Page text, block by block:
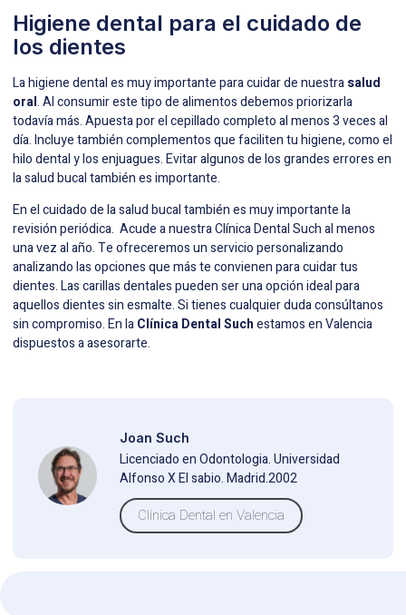
Higiene dental para el cuidado de
los dientes
La higiene dental es muy importante para cuidar de nuestrasalud
oral. Al consumir este tipo de alimentos debemos priorizarla
todavía más. Apuesta por el cepillado completo al menos 3 veces al
día. Incluye también complementos que faciliten tu higiene, como el
hilo dental y los enjuagues. Evitar algunos de los grandeserrores en
la salud bucaltambién es importante.
En el cuidado de la salud bucal también es muy importante la
revisión periódica. Acude a nuestra Clínica Dental Such al menos
una vez al año. Te ofreceremos un servicio personalizando
analizando las opciones que más te convienen para cuidar tus
dientes. Las carillas dentales pueden ser una opción ideal para
aquellos dientes sin esmalte. Si tienes cualquier duda consúltanos
sin compromiso. En laClínica Dental Suchestamos en Valencia
dispuestos a asesorarte.
Joan Such
Licenciado en Odontologia. Universidad
Alfonso X El sabio. Madrid.2002
Clínica Dental en Valencia